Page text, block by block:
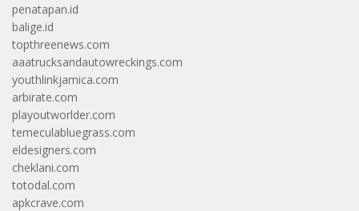
penatapan.id
balige.id
topthreenews.com
aaatrucksandautowreckings.com
youthlinkjamica.com
arbirate.com
playoutworlder.com
temeculabluegrass.com
eldesigners.com
cheklani.com
totodal.com
apkcrave.com